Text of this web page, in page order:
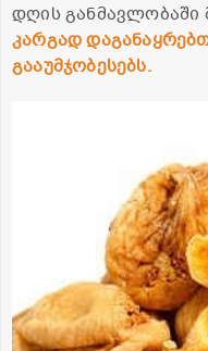
დღის
კარგად
გააუმჯობესებს.